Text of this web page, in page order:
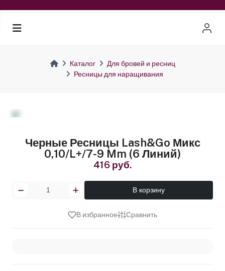
Каталог
Для бровей и ресниц
Ресницы для наращивания
Черные Ресницы Lash&Go Микс
0,10/L+/7-9 Mm (6 Линий)
416 руб.
В корзину
В избранное Сравнить